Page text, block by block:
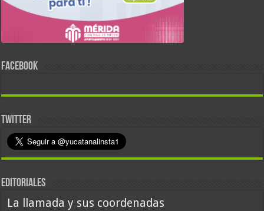
FACEBOOK
TWITTER
EDITORIALES
La llamada y sus coordenadas